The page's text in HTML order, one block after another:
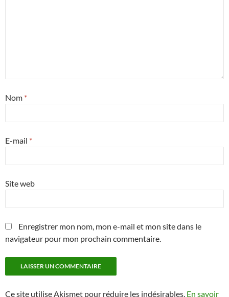
Nom *
E-mail *
Site web
Enregistrer mon nom, mon e-mail et mon site dans le
navigateur pour mon prochain commentaire.
Ce site utilise Akismet pour réduire les indésirables. En savoir